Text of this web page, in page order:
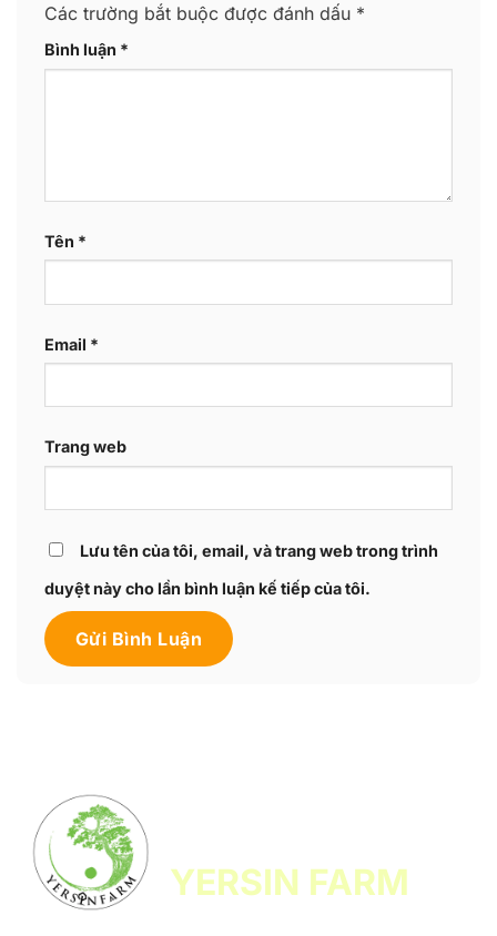
Các trường bắt buộc được đánh dấu *
Bình luận *
Tên *
Email *
Trang web
Lưu tên của tôi, email, và trang web trong trình
duyệt này cho lần bình luận kế tiếp của tôi.
YERSIN FARM